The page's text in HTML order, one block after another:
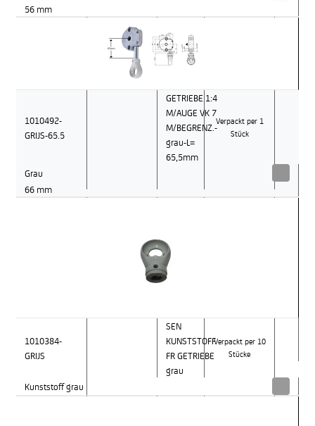
56 mm
1010492-
GRIJS-65.5
GETRIEBE 1:4
M/AUGE VK 7
M/BEGRENZ.-
grau-L=
65,5mm
Verpackt per 1
Stück
Grau
66 mm
1010384-
GRIJS
SEN
KUNSTSTOFF
FR GETRIEBE
grau
Verpackt per 10
Stücke
Kunststoff grau